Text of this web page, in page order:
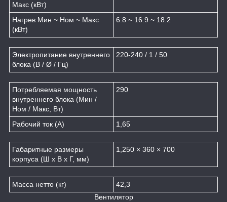
Макс (кВт)
Нагрев Мин ~ Ном ~ Макс
(кВт)
6.8 ~ 16.9 ~ 18.2
Электропитание внутреннего
блока (В / Ø / Гц)
220-240 / 1 / 50
Потребляемая мощность
внутреннего блока (Мин /
Ном / Макс, Вт)
290
Рабочий ток (A) 1,65
Габаритные размеры
корпуса (Ш x В x Г, мм)
1,250 × 360 × 700
Масса нетто (кг)
42,3
Вентилятор